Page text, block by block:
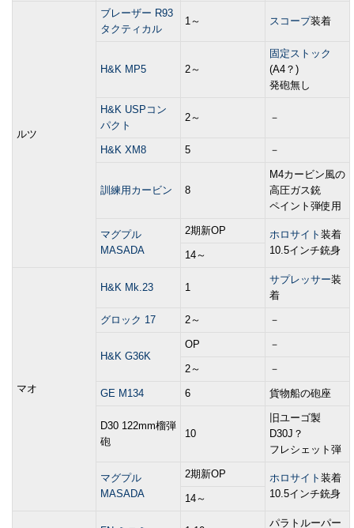
ルツ
ブレーザー R93
タクティカル
1～ スコープ装着
H&K MP5 2～
固定ストック
(A4？)
発砲無し
H&K USPコン
パクト
2～ －
H&K XM8 5 －
訓練用カービン 8
M4カービン風の
高圧ガス銃
ペイント弾使用
マグプル
MASADA
2期新OP ホロサイト 装着
10.5インチ銃身
14～
マオ
H&K Mk.23 1
サプレッサー装
着
グロック 17 2～ －
H&K G36K
OP －
2～ －
GE M134 6 貨物船の砲座
D30 122mm榴弾
砲
10
旧ユーゴ製
D30J？
フレシェット弾
マグプル
MASADA
2期新OP ホロサイト 装着
10.5インチ銃身
14～
パラトルーパー